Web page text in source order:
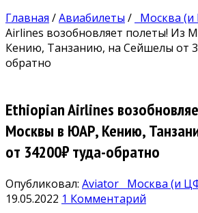
Главная /Авиабилеты / Москва
Airlines возобновляет полеты! Из
Кению, Танзанию, на Сейшелы от
обратно
Ethiopian Airlines
Москвы в ЮАР, Кению,
от 34200₽ туда-обратно
Опубликовал: Aviator Москва (и
19.05.2022 1 Комментарий